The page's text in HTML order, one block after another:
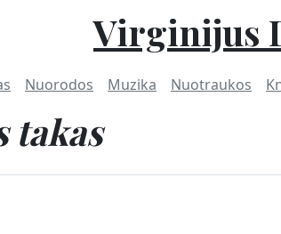
Virginijus
Nuorodos Muzika Nuotraukos
takas